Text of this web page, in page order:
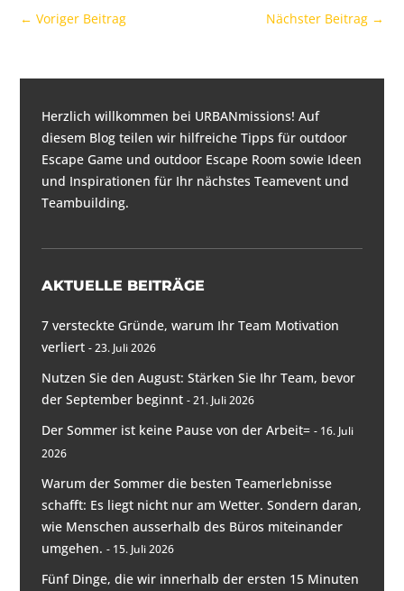
←Voriger Beitrag Nächster Beitrag→
Herzlich willkommen bei URBANmissions! Auf
diesem Blog teilen wir hilfreiche Tipps füroutdoor
Escape Game und outdoor Escape Room sowie Ideen
und Inspirationen für Ihr nächstes Teamevent und
Teambuilding.
AKTUELLE BEITRÄGE
7 versteckte Gründe, warum Ihr Team Motivation
verliert
23. Juli 2026
Nutzen Sie den August: Stärken Sie Ihr Team, bevor
der September beginnt
21. Juli 2026
Der Sommer ist keine Pause von der Arbeit=
16. Juli
2026
Warum der Sommer die besten Teamerlebnisse
schafft: Es liegt nicht nur am Wetter. Sondern daran,
wie Menschen ausserhalb des Büros miteinander
umgehen.
15. Juli 2026
Fünf Dinge, die wir innerhalb der ersten 15 Minuten